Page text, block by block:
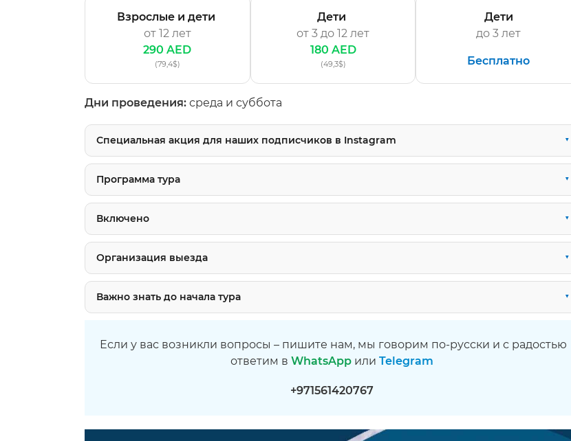
Взрослые и дети
от 12 лет
290 AED
(79,4$)
Дети
от 3 до 12 лет
180 AED
(49,3$)
Дети
до 3 лет
Бесплатно
Дни проведения: среда и суббота
Специальная акция для наших подписчиков в Instagram
Программа тура
Включено
Организация выезда
Важно знать до начала тура
Если у вас возникли вопросы – пишите нам, мы говорим по-русски и с радостью
ответим в WhatsApp или Telegram
+971561420767